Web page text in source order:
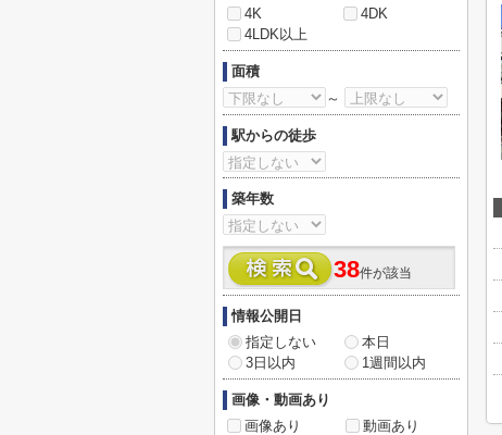
4K
4DK
4LDK以上
面積
～
駅からの徒歩
築年数
38件が該当
情報公開日
指定しない
本日
3日以内
1週間以内
画像・動画あり
画像あり
動画あり